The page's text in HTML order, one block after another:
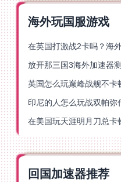
海外玩国服游戏
回国加速器推荐